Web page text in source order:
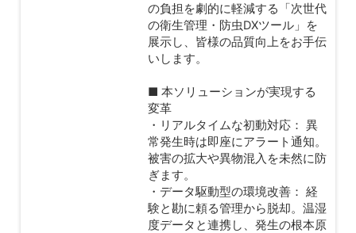
の負担を劇的に軽減する「次世代
の衛生管理・防虫DXツール」を
展示し、皆様の品質向上をお手伝
いします。
■ 本ソリューションが実現する
変革
・リアルタイムな初動対応： 異
常発生時は即座にアラート通知。
被害の拡大や異物混入を未然に防
ぎます。
・データ駆動型の環境改善： 経
験と勘に頼る管理から脱却。温湿
度データと連携し、発生の根本原